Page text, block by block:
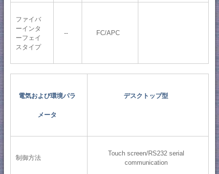
ファイバ
ーインタ
ーフェイ
スタイプ
-- FC/APC
電気および環境パラ
メータ
デスクトップ型
制御方法
Touch screen/RS232 serial
communication